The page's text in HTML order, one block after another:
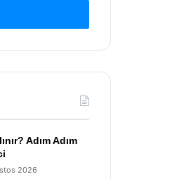
Adım Adım
2026